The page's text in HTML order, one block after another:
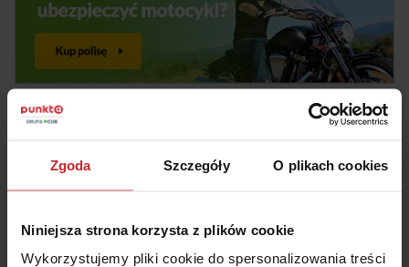
Zgoda Szczegóły O plikach cookies
Niniejsza strona korzysta z plików cookie
Wykorzystujemy pliki cookie do spersonalizowania treści